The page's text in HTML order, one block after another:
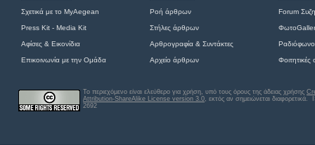
Σχετικά με το MyAegean Ροή άρθρων Forum
Press Kit - Media Kit Στήλες άρθρων
Αφίσες & Εικονίδια Αρθρογραφία & Συντάκτες Ραδιόφωνο
Επικοινωνία με την Ομάδα Αρχείο άρθρων
Το περιεχόμενο είναι ελεύθερο για χρήση, υπό τους όρους της άδειας χρήσης
Attribution-ShareAlike License version 3.0, εκτός αν σημειώνεται διαφορετικά.
2692